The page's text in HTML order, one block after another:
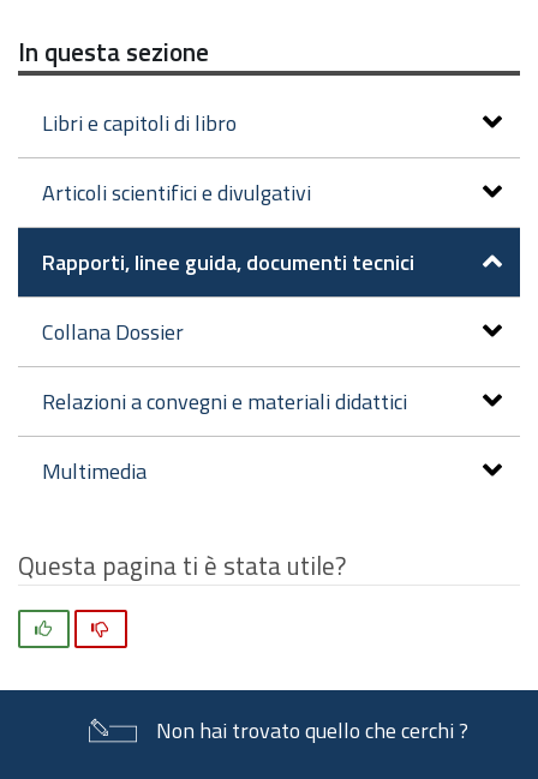
In questa sezione
Libri e capitoli di libro
Articoli scientifici e divulgativi
Rapporti, linee guida, documenti tecnici
Collana Dossier
Relazioni a convegni e materiali didattici
Multimedia
Questa pagina ti è stata utile?
Non hai trovato quello che cerchi ?